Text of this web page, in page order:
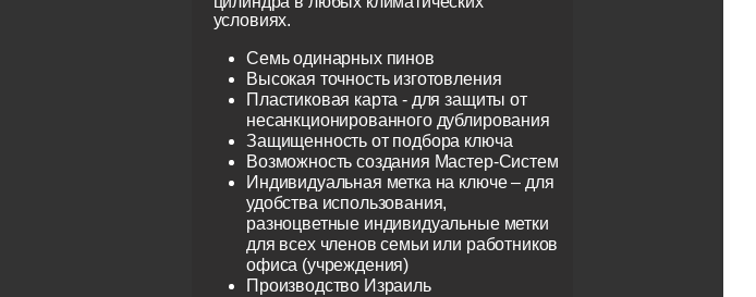
условиях.
Семь одинарных пинов
Высокая точность изготовления
Пластиковая карта - для защиты от
несанкционированного дублирования
Защищенность от подбора ключа
Возможность создания Мастер-Систем
Индивидуальная метка на ключе – для
удобства использования,
разноцветные индивидуальные метки
для всех членов семьи или работников
офиса (учреждения)
Производство Израиль